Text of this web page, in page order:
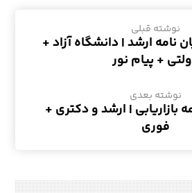
نوشته قبلی
نامه ارشد | دانشگاه آزاد +
+ پیام نور
نوشته بعدی
بازاریابی | ارشد و دکتری +
فوری